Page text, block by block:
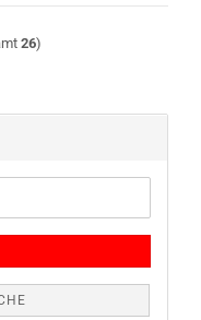
26)